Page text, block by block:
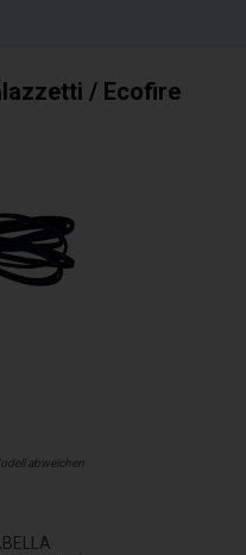
/ Ecofire
abweichen